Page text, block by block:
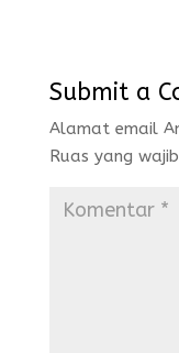
Submit a
Alamat email
Ruas yang